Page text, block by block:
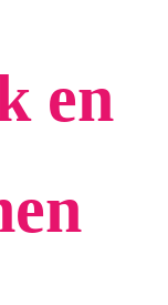
en